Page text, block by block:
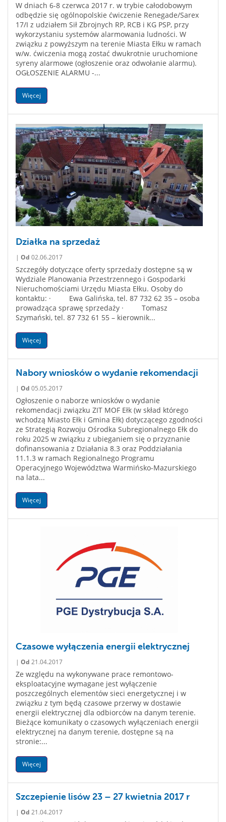
W dniach 6-8 czerwca 2017 r. w trybie całodobowym
odbędzie się ogólnopolskie ćwiczenie Renegade/Sarex
17/I z udziałem Sił Zbrojnych RP, RCB i KG PSP, przy
wykorzystaniu systemów alarmowania ludności. W
związku z powyższym na terenie Miasta Ełku w ramach
w/w. ćwiczenia mogą zostać dwukrotnie uruchomione
syreny alarmowe (ogłoszenie oraz odwołanie alarmu).
OGŁOSZENIE ALARMU -...
Więcej
Działka na sprzedaż
| Od 02.06.2017
Szczegóły dotyczące oferty sprzedaży dostępne są w
Wydziale Planowania Przestrzennego i Gospodarki
Nieruchomościami Urzędu Miasta Ełku. Osoby do
kontaktu: · Ewa Galińska, tel. 87 732 62 35 – osoba
prowadząca sprawę sprzedaży · Tomasz
Szymański, tel. 87 732 61 55 – kierownik...
Więcej
Nabory wniosków o wydanie rekomendacji
| Od 05.05.2017
Ogłoszenie o naborze wniosków o wydanie
rekomendacji związku ZIT MOF Ełk (w skład którego
wchodzą Miasto Ełk i Gmina Ełk) dotyczącego zgodności
ze Strategią Rozwoju Ośrodka Subregionalnego Ełk do
roku 2025 w związku z ubieganiem się o przyznanie
dofinansowania z Działania 8.3 oraz Poddziałania
11.1.3 w ramach Regionalnego Programu
Operacyjnego Województwa Warmińsko-Mazurskiego
na lata...
Więcej
Czasowe wyłączenia energii elektrycznej
| Od 21.04.2017
Ze względu na wykonywane prace remontowo-
eksploatacyjne wymagane jest wyłączenie
poszczególnych elementów sieci energetycznej i w
związku z tym będą czasowe przerwy w dostawie
energii elektrycznej dla odbiorców na danym terenie.
Bieżące komunikaty o czasowych wyłączeniach energii
elektrycznej na danym terenie, dostępne są na
stronie:...
Więcej
Szczepienie lisów 23 – 27 kwietnia 2017 r
| Od 21.04.2017